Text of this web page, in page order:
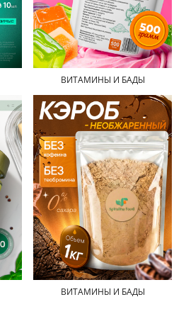
ВИТАМИНЫ И БАДЫ
ВИТАМИНЫ И БАДЫ